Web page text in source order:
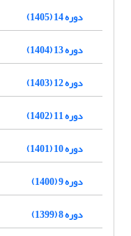
دوره 14 (1405)
دوره 13 (1404)
دوره 12 (1403)
دوره 11 (1402)
دوره 10 (1401)
دوره 9 (1400)
دوره 8 (1399)